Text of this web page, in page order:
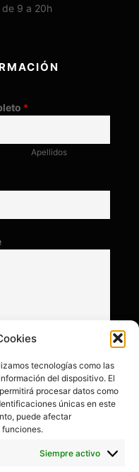
tecnologías como las
del dispositivo. El
procesar datos como
únicas en este
puede afectar
Siempre activo
de 9 a 20h
*
Apellidos